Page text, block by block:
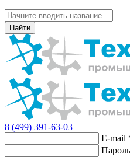
Найти
8 (499) 391-63-03
E-mail
Пароль